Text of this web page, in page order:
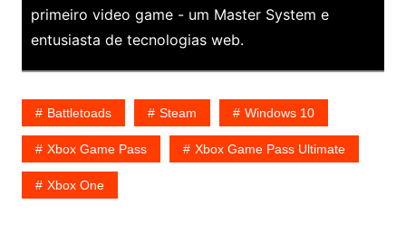
primeiro video game - um Master System e
entusiasta de tecnologias web.
Battletoads Steam Windows 10
Xbox Game Pass Xbox Game Pass Ultimate
Xbox One